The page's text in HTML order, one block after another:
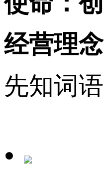
经营理
先知词